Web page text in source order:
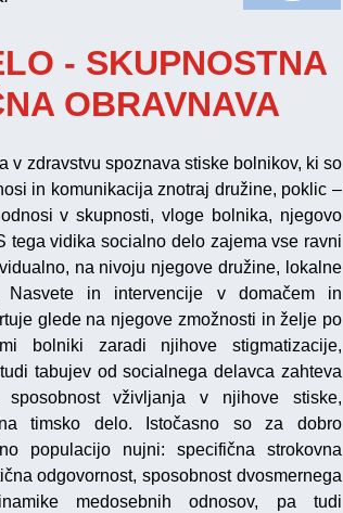
- SKUPNOSTNA
OBRAVNAVA
v zdravstvu spoznava stiske bolnikov, ki so
in komunikacija znotraj družine, poklic –
v skupnosti, vloge bolnika, njegovo
tega vidika socialno delo zajema vse ravni
na nivoju njegove družine, lokalne
Nasvete in intervencije v domačem in
glede na njegove zmožnosti in želje po
bolniki zaradi njihove stigmatizacije,
tabujev od socialnega delavca zahteva
vživljanja v njihove stiske,
timsko delo. Istočasno so za dobro
populacijo nujni: specifična strokovna
odgovornost, sposobnost dvosmernega
medosebnih odnosov, pa tudi